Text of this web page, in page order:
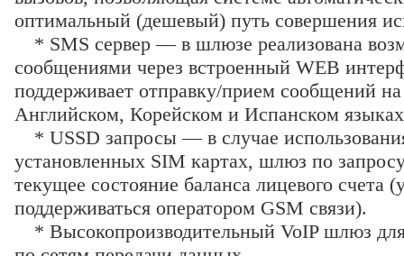
оптимальный (дешевый) путь совершения
* SMS сервер — в шлюзе реализована
сообщениями через встроенный WEB
поддерживает отправку/прием сообщений
Английском, Корейском и Испанском
* USSD запросы — в случае
установленных SIM картах, шлюз по
текущее состояние баланса лицевого счета
поддерживаться оператором GSM связи).
* Высокопроизводительный VoIP шлюз для